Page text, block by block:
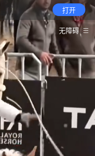
打开
无障碍